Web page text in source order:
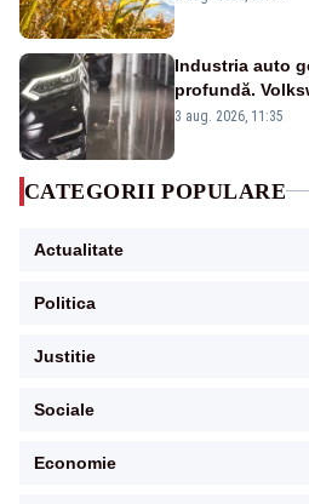
Industria auto
profundă.
reduc mii de
3 aug. 2026, 11:35
CATEGORII POPULARE
Actualitate
Politica
Justitie
Sociale
Economie